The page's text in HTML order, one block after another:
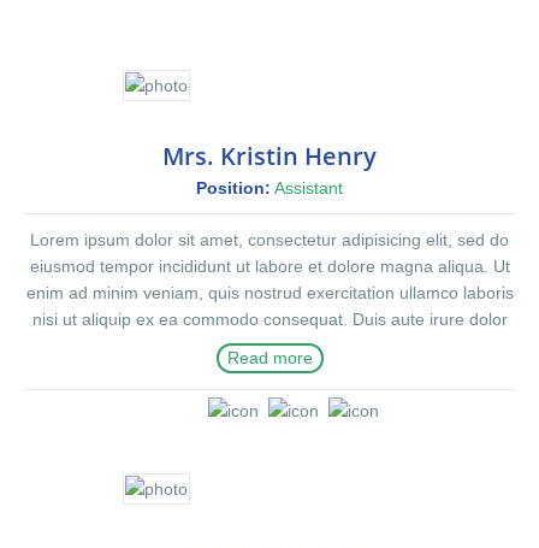
Mrs. Kristin Henry
Position: Assistant
Lorem ipsum dolor sit amet, consectetur adipisicing elit, sed do
eiusmod tempor incididunt ut labore et dolore magna aliqua. Ut
enim ad minim veniam, quis nostrud exercitation ullamco laboris
nisi ut aliquip ex ea commodo consequat. Duis aute irure dolor
in reprehenderit in voluptte velit. Lorem ipsum dolor sit amet,
consectetur adipisicing elit, sed do eiusmod tempor incididunt ut
labore et dolore magna aliqua. Ut enim ad minim veniam, quis
voluptate velit.Lorem ipsum dolor amet laboris consectetur
adipisicing elit, sed do eiusmod tempor incididunt ut labore et
Read more